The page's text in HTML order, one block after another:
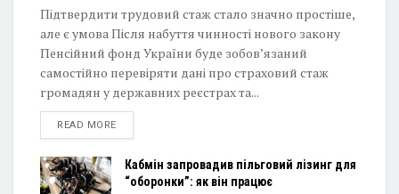
Підтвердити трудовий стаж стало значно простіше,
але є умова Після набуття чинності нового закону
Пенсійний фонд України буде зобов’язаний
самостійно перевіряти дані про страховий стаж
громадян у державних реєстрах та...
READ MOREDETAILS
Кабмін запровадив пільговий лізинг для
“оборонки”: як він працює